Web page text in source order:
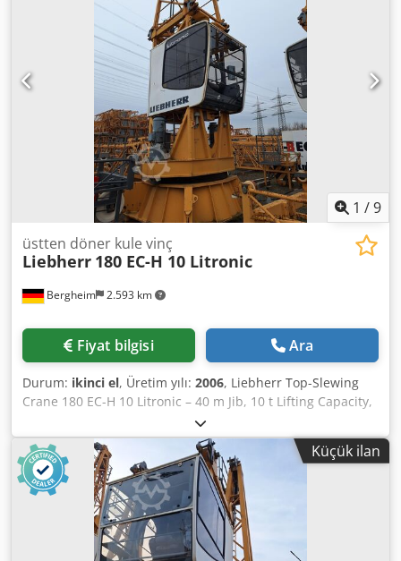
m Maximum lifting capacity: 10,000 kg Lifting capacity at
60 m: 2,200 kg Version: Upper crane (without tower)
Control system: Litronic Jib length and hook height can be
extended on request!
1 /9
Bergheim 2.593 km
üstten döner kule vinç
Liebherr 180 EC-H 10 Litronic
Fiyat bilgisi Ara
Durum: ikinci el, Üretim yılı: 2006, Liebherr Top-Slewing
Crane 180 EC-H 10 Litronic – 40 m Jib, 10 t Lifting Capacity,
44,997 Top-slewing tower crane with Litronic control
system, offered as an upper crane without tower section.
Manufacturer: Liebherr Model: 180 EC-H 10 Litronic Serial
Number: 44,997 Dedpfxsyy I Ivj Ab Asck Year of
Manufacture: 2006 Jib Length: 40.0 m Maximum Lifting
Capacity: 10,000 kg Lifting Capacity at 40 m: 4,750 kg Type:
Upper crane (without tower section) Control System:
Litronic Jib can be extended on request!
Küçük ilan